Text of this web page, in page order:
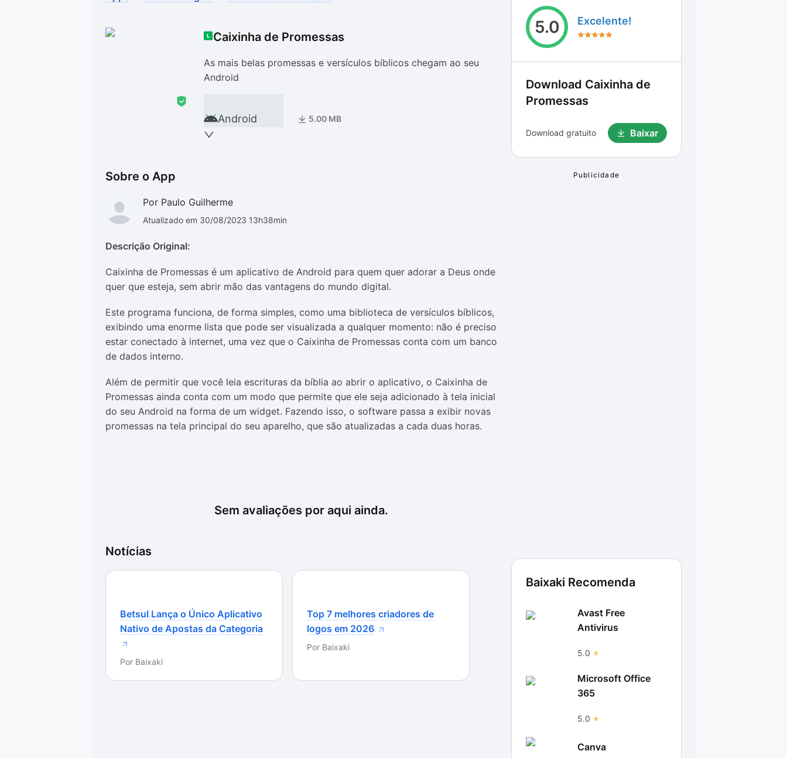
Caixinha de Promessas
As mais belas promessas e versículos bíblicos chegam ao seu
Android
Android 5.00 MB
Sobre o App
Por Paulo Guilherme
Atualizado em 30/08/2023 13h38min
Descrição Original:
Caixinha de Promessas é um aplicativo de Android para quem quer adorar a Deus onde
quer que esteja, sem abrir mão das vantagens do mundo digital.
Este programa funciona, de forma simples, como uma biblioteca de versículos bíblicos,
exibindo uma enorme lista que pode ser visualizada a qualquer momento: não é preciso
estar conectado à internet, uma vez que o Caixinha de Promessas conta com um banco
de dados interno.
Além de permitir que você leia escrituras da bíblia ao abrir o aplicativo, o Caixinha de
Promessas ainda conta com um modo que permite que ele seja adicionado à tela inicial
do seu Android na forma de um widget. Fazendo isso, o software passa a exibir novas
promessas na tela principal do seu aparelho, que são atualizadas a cada duas horas.
Sem avaliações por aqui ainda.
Notícias
Betsul Lança o Único Aplicativo
Nativo de Apostas da Categoria
Por Baixaki
Top 7 melhores criadores de
logos em 2026
Por Baixaki
5.0 Excelente!
Download Caixinha de
Promessas
Download gratuito Baixar
Baixaki Recomenda
Avast Free
Antivirus
5.0
Microsoft Office
365
5.0
Canva